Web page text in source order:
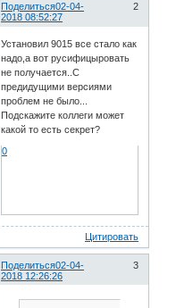
Поделиться 2
02-04-
2018 08:52:27
Установил 9015 все стало как
надо,а вот русифицыровать
не получается..С
предидущими версиями
проблем не было...
Подскажите коллеги может
какой то есть секрет?
0
Цитировать
Поделиться 3
02-04-
2018 12:26:26